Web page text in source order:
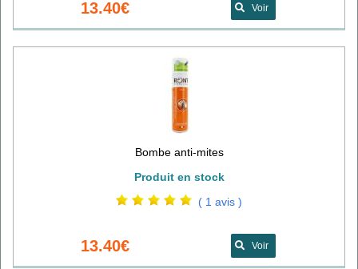
13.40€ Voir
Bombe anti-mites
Produit en stock
( 1 avis )
13.40€ Voir